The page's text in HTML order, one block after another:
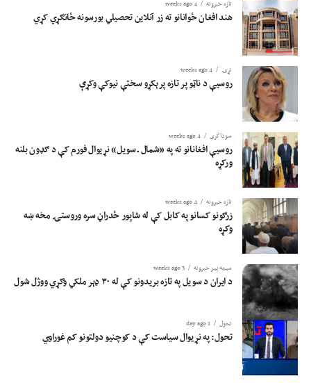
تازه خبرونه 4 weeks ago
هند افغان ځوانانو ته زر آنلاین تحصیلي بورسونه ځانګړي کړي
نړۍ 4 weeks ago
روسیې د ناټو پر تازه پرېکړو سختې نیوکې وکړې
سوداگري 4 weeks ago
روسیې افغانانو ته په «شمال ـ سویل» نړیوال فورم کې د ګډون بلنه
ورکړه
تازه خبرونه 4 weeks ago
زرګونو کسانو په کابل کې له شاپور ځدراڼ سره وروستۍ مخه ښه
وکړه
سیمه ییز خبرونه 3 weeks ago
د ایران د سویل په تازه بریدونو کې له ۳۰ ډېر ملکي وګړي ووژل شول
تحول 1 day ago
تحول: په نړیوال سیاست کې د کوچنیو دولتونو کم غوراوي